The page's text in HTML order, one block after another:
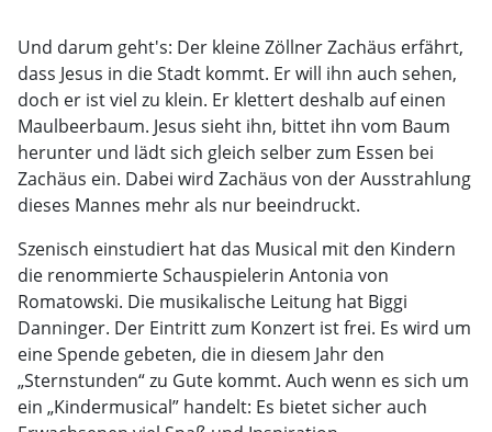
Und darum geht's: Der kleine Zöllner Zachäus erfährt,
dass Jesus in die Stadt kommt. Er will ihn auch sehen,
doch er ist viel zu klein. Er klettert deshalb auf einen
Maulbeerbaum. Jesus sieht ihn, bittet ihn vom Baum
herunter und lädt sich gleich selber zum Essen bei
Zachäus ein. Dabei wird Zachäus von der Ausstrahlung
dieses Mannes mehr als nur beeindruckt.
Szenisch einstudiert hat das Musical mit den Kindern
die renommierte Schauspielerin Antonia von
Romatowski. Die musikalische Leitung hat Biggi
Danninger. Der Eintritt zum Konzert ist frei. Es wird um
eine Spende gebeten, die in diesem Jahr den
„Sternstunden“ zu Gute kommt. Auch wenn es sich um
ein „Kindermusical” handelt: Es bietet sicher auch